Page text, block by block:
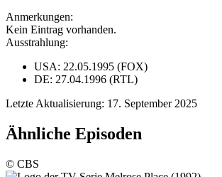
Anmerkungen:
Kein Eintrag vorhanden.
Ausstrahlung:
USA: 22.05.1995 (FOX)
DE: 27.04.1996 (RTL)
Letzte Aktualisierung: 17. September 2025
Ähnliche Episoden
© CBS